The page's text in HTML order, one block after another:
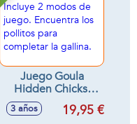
Juego Goula
Hidden Chicks.
Incluye 2 modos de
juego. Encuentra
3 años 19,95 €